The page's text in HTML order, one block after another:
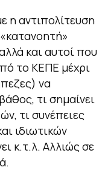
η αντιπολίτευση
και αυτοί που
το ΚΕΠΕ μέχρι
να
τι σημαίνει
τι συνέπειες
ιδιωτικών
κ.τ.λ. Αλλιώς σε